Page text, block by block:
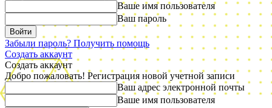
Ваше имя пользователя
Ваш пароль
Забыли пароль? Получить помощь
Создать аккаунт
Создать аккаунт
Добро пожаловать! Регистрация новой учетной записи
Ваш адрес электронной почты
Ваше имя пользователя